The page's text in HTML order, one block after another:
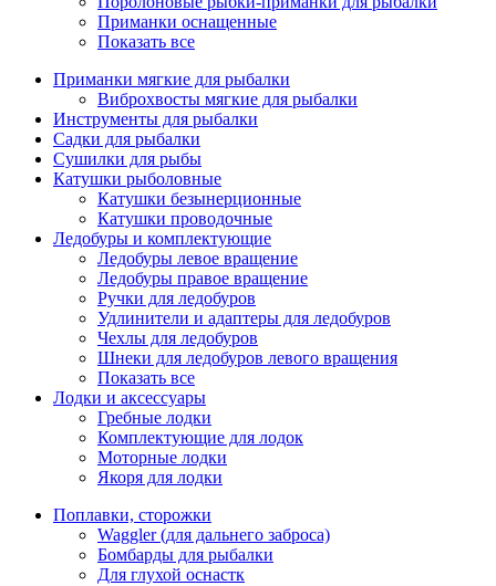
Приманки оснащенные
Показать все
Приманки мягкие для рыбалки
Виброхвосты мягкие для рыбалки
Инструменты для рыбалки
Садки для рыбалки
Сушилки для рыбы
Катушки рыболовные
Катушки безынерционные
Катушки проводочные
Ледобуры и комплектующие
Ледобуры левое вращение
Ледобуры правое вращение
Ручки для ледобуров
Удлинители и адаптеры для ледобуров
Чехлы для ледобуров
Шнеки для ледобуров левого вращения
Показать все
Лодки и аксессуары
Гребные лодки
Комплектующие для лодок
Моторные лодки
Якоря для лодки
Поплавки, сторожки
Waggler (для дальнего заброса)
Бомбарды для рыбалки
Для глухой оснастк